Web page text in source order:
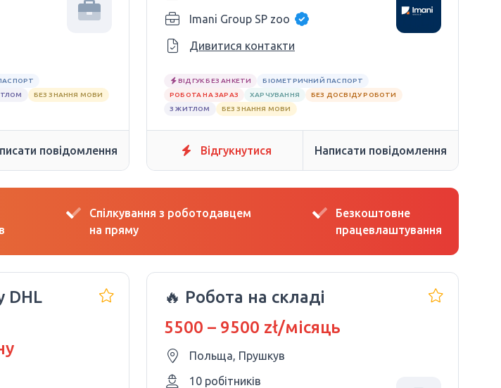
БЕЗ ЗНАННЯ МОВИ
повідомлення
Imani Group SP zoo
Дивитися контакти
ВІДГУК БЕЗ АНКЕТИ
БІОМЕТРИЧНИЙ ПАСПОРТ
РОБОТА НА ЗАРАЗ
ХАРЧУВАННЯ
БЕЗ ДОСВІДУ РОБОТИ
З ЖИТЛОМ
БЕЗ ЗНАННЯ МОВИ
Відгукнутися Написати повідомлення
Спілкування з роботодавцем
на пряму
Безкоштовне
працевлаштування
DHL
🔥 Робота на складі
5500 – 9500 zł/місяць
Польща, Прушкув
10 робітників